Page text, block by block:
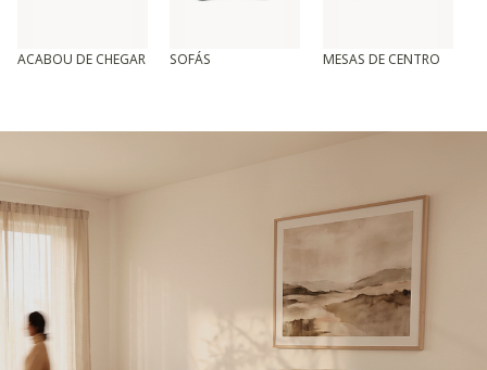
ACABOU DE CHEGAR SOFÁS MESAS DE CENTRO